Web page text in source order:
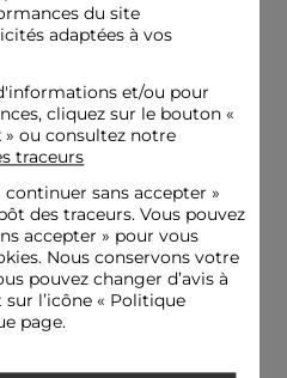
Blouson court col ouvert
beige femme
75,00 €
#HotOnSocial
du site
adaptées à vos
et/ou pour
cliquez sur le bouton «
ou consultez notre
traceurs
continuer sans accepter»
des traceurs. Vous pouvez
accepter » pour vous
Nous conservons votre
pouvez changer d’avis à
l’icône « Politique
page.